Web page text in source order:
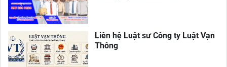
Liên hệ Luật sư Công ty Luật Vạn
Thông